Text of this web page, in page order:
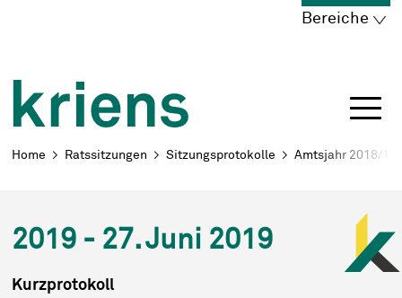
Navigieren in Kriens
Bereiche
Breadcrumb
Home Ratssitzungen Sitzungsprotokolle Amtsjahr 2018/19
2019 - 27. Juni 2019
Kurzprotokoll